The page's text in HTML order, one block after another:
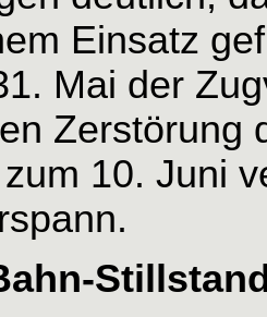
Einsatz
Mai der
Zerstörung
10. Juni